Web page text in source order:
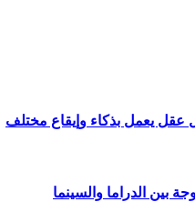
بين الدراما والسينما